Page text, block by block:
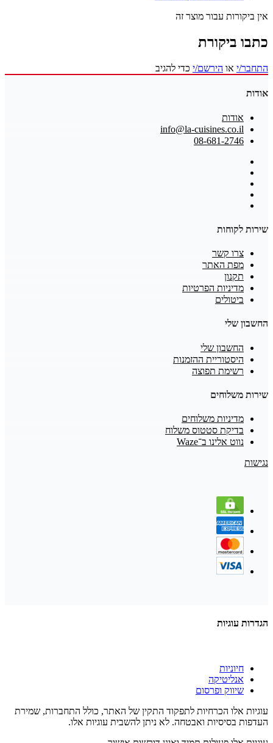
אין ביקורות עבור מוצר זה
כתבו ביקורת
התחבר/י או הירשם/י כדי להגיב
אודות
אודות
info@la-cuisines.co.il
08-681-2746
שירות לקוחות
צרו קשר
מפת האתר
תקנון
מדיניות הפרטיות
ביטולים
החשבון שלי
החשבון שלי
היסטוריית ההזמנות
רשימת תפוצה
שירות משלוחים
מדיניות משלוחים
בדיקת סטטוס משלוח
נווט אלינו ב־Waze
נגישות
הגדרות עוגיות
חיוניות
אנליטיקה
שיווק ופרסום
עוגיות אלו הכרחיות לתפקוד התקין של האתר, כולל התחברות, שמירת
העדפות בסיסיות ואבטחה. לא ניתן להשבית עוגיות אלו.